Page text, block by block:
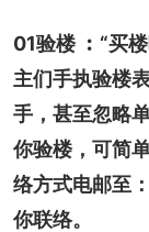
01验楼 ︰“买
主们手执验楼
手，甚至忽略
你验楼，可简
络方式电邮至
你联络。